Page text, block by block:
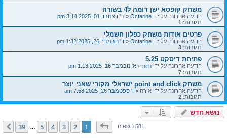
משחק קופסא ישן דומה ל4 בשורה
הודעה אחרונה על ידי Octarine
«ב' דצמבר 01, 2025 3:14 pm
תגובות: 1
פרטים אודות משחק כפלון חשמלי
הודעה אחרונה על ידי Octarine
«ד' נובמבר 26, 2025 1:32 pm
תגובות: 3
פתיחת דיסקט 5.25
הודעה אחרונה על ידי nirh
«א' נובמבר 16, 2025 1:13 pm
תגובות: 7
משחק point and click ישראלי מקורי שאני יוצר
הודעה אחרונה על ידי אורח«ו' ספטמבר 26, 2025 7:58 am
תגובות: 2
נושא חדש
581 נושאיםדף1מתוך39
1
2
3
4
5
39 הבא